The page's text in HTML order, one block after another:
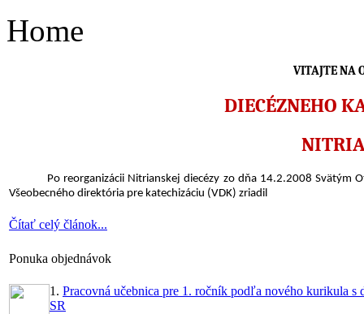
Home
VITAJTE NA
DIECÉZNEHO
Po reorganizácii Nitrianskej diecézy zo dňa 14.2.2008 Svätým
Všeobecného direktória pre katechizáciu (VDK) zriadil
Čítať celý článok...
Ponuka objednávok
1. Pracovná učebnica pre 1. ročník podľa nového kurikula
SR